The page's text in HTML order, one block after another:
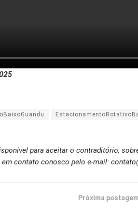
para aceitar o contraditório,
em contato conosco pelo e-mail:
Próxima postagem